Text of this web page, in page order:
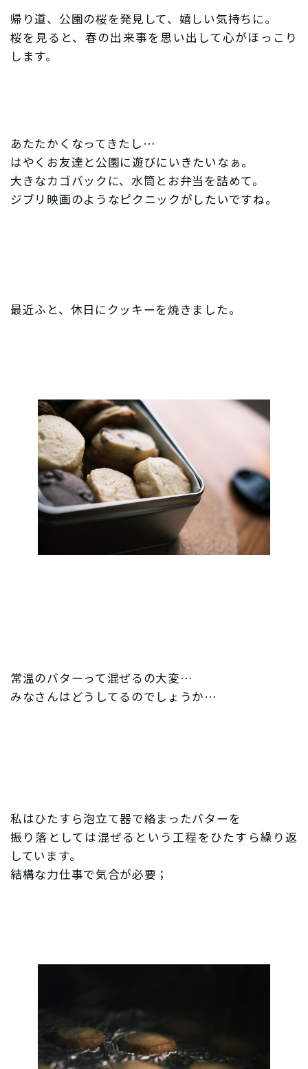
帰り道、公園の桜を発見して、嬉しい気持ちに。
桜を見ると、春の出来事を思い出して心がほっこり
します。
あたたかくなってきたし…
はやくお友達と公園に遊びにいきたいなぁ。
大きなカゴバックに、水筒とお弁当を詰めて。
ジブリ映画のようなピクニックがしたいですね。
最近ふと、休日にクッキーを焼きました。
常温のバターって混ぜるの大変…
みなさんはどうしてるのでしょうか…
私はひたすら泡立て器で絡まったバターを
振り落としては混ぜるという工程をひたすら繰り返
しています。
結構な力仕事で気合が必要；